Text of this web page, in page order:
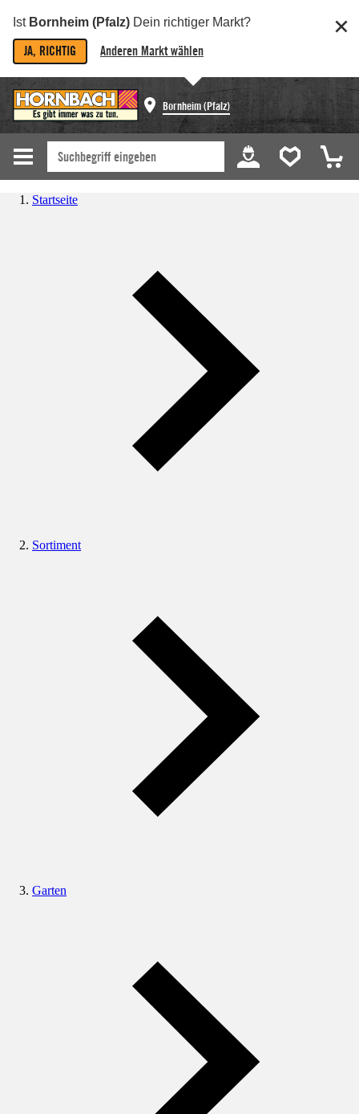
Ist Bornheim (Pfalz) Dein richtiger Markt?
JA, RICHTIG Anderen Markt wählen
Bornheim (Pfalz)
Startseite
Sortiment
Garten